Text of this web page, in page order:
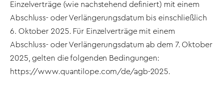
Einzelverträge (wie nachstehend definiert) mit einem
Abschluss- oder Verlängerungsdatum bis einschließlich
6. Oktober 2025. Für Einzelverträge mit einem
Abschluss- oder Verlängerungsdatum ab dem 7. Oktober
2025, gelten die folgenden Bedingungen:
https://www.quantilope.com/de/agb-2025.